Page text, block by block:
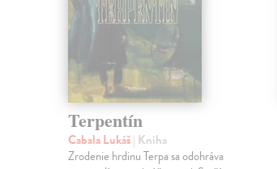
Terpentín
Cabala Lukáš| Kniha
Zrodenie hrdinu Terpa sa odohráva